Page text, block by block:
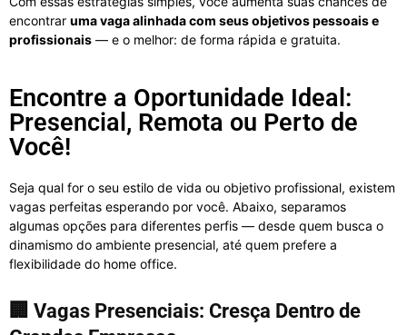
encontrar uma vaga alinhada com seus objetivos pessoais e
profissionais — e o melhor: de forma rápida e gratuita.
Encontre a Oportunidade Ideal:
Presencial, Remota ou Perto de
Você!
Seja qual for o seu estilo de vida ou objetivo profissional, existem
vagas perfeitas esperando por você. Abaixo, separamos
algumas opções para diferentes perfis — desde quem busca o
dinamismo do ambiente presencial, até quem prefere a
flexibilidade do home office.
🏢 Vagas Presenciais: Cresça Dentro de